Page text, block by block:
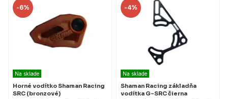
-6%
Na sklade
Horné vodítko Shaman Racing
SRC (bronzové)
-4%
Na sklade
Shaman Racing základňa
vodítka G-SRC čierna